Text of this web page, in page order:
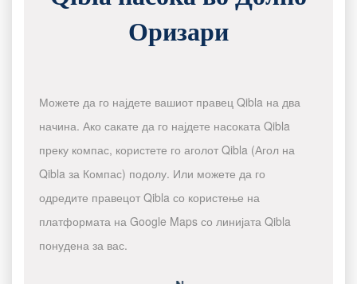
Оризари
Можете да го најдете вашиот правец Qibla на два
начина. Ако сакате да го најдете насоката Qibla
преку компас, користете го аголот Qibla (Агол на
Qibla за Компас) подолу. Или можете да го
одредите правецот Qibla со користење на
платформата на Google Maps со линијата Qibla
понудена за вас.